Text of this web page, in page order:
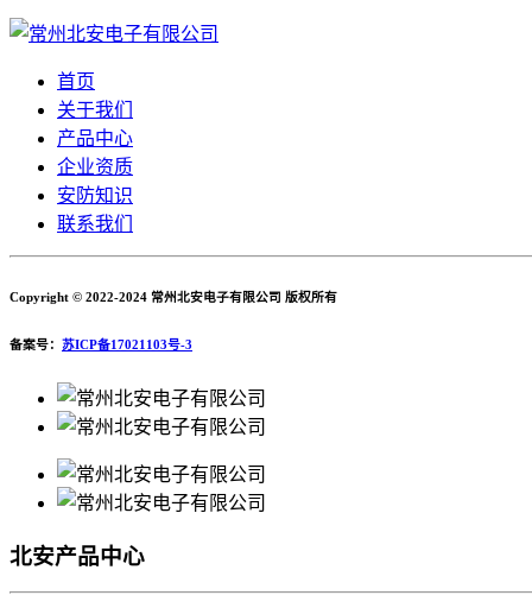
首页
关于我们
产品中心
企业资质
安防知识
联系我们
Copyright © 2022-2024 常州北安电子有限公司 版权所有
备案号： 苏ICP备17021103号-3
北安产品中心